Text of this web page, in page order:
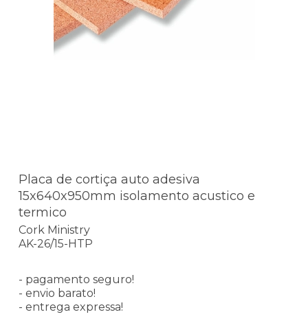
Placa de cortiça auto adesiva
15x640x950mm isolamento acustico e
termico
Cork Ministry
AK-26/15-HTP
- pagamento seguro!
- envio barato!
- entrega expressa!